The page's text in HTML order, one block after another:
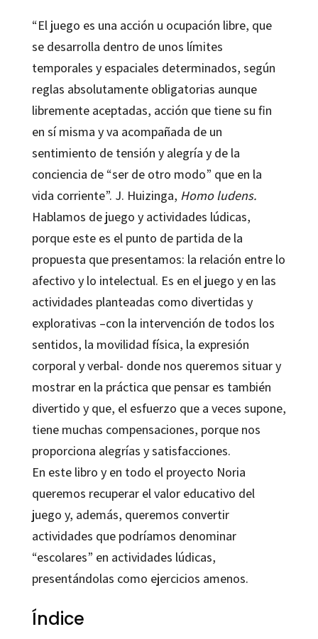
“El juego es una acción u ocupación libre, que
se desarrolla dentro de unos límites
temporales y espaciales determinados, según
reglas absolutamente obligatorias aunque
libremente aceptadas, acción que tiene su fin
en sí misma y va acompañada de un
sentimiento de tensión y alegría y de la
conciencia de “ser de otro modo” que en la
vida corriente”. J. Huizinga, Homo ludens.
Hablamos de juego y actividades lúdicas,
porque este es el punto de partida de la
propuesta que presentamos: la relación entre lo
afectivo y lo intelectual. Es en el juego y en las
actividades planteadas como divertidas y
explorativas –con la intervención de todos los
sentidos, la movilidad física, la expresión
corporal y verbal- donde nos queremos situar y
mostrar en la práctica que pensar es también
divertido y que, el esfuerzo que a veces supone,
tiene muchas compensaciones, porque nos
proporciona alegrías y satisfacciones.
En este libro y en todo el proyecto Noria
queremos recuperar el valor educativo del
juego y, además, queremos convertir
actividades que podríamos denominar
“escolares” en actividades lúdicas,
presentándolas como ejercicios amenos.
Índice